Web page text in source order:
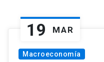
19 MAR
Macroeconomía